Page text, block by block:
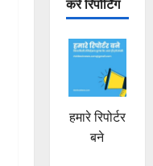
हमारे रिपोर्टर
बने